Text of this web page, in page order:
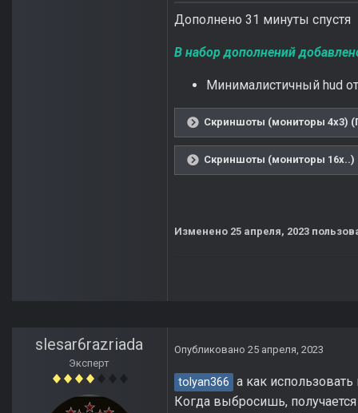
Дополнено 31 минуты спустя
В набор дополнений
Минималистичный hud
Скриншоты (мониторы 4x3)
Скриншоты (мониторы 16x..)
Изменено 25 апреля, 2023
slesar6razriada
Эксперт
Опубликовано 25 апреля, 2023
tolyan366 а как
Когда выбросишь,